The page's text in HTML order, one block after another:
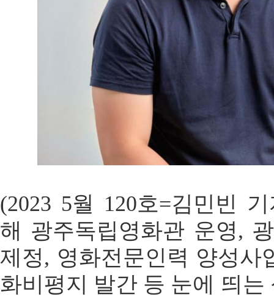
(2023 5월 120호=김민빈
해 광주독립영화관 운영,
제정, 영화전문인력 양성사
화비평지 발간 등 눈에 띄